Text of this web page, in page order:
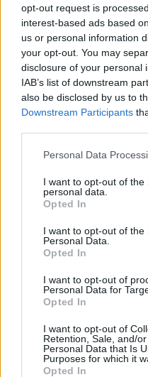
opt-out request is
interest-based ads based
us or personal information
your opt-out. You may
disclosure of your personal
IAB’s list of downstream
also be disclosed by us to
Downstream Participants
Please note that this
not limited to your visit or
grant or deny consent to
use your data for below
consent section.
Personal Data
I want to opt-out of the
personal data.
Opted In
I want to opt-out of the
Personal Data.
Opted In
I want to opt-out of
Personal Data for
Opted In
I want to opt-out of
Retention, Sale, and/
Personal Data that Is
Purposes for which it
Opted In
davon leer stehen.
Lesen Sie auch:Losbrechen,
New York
Telex, unter Verwendung der
Statistischen Zentralamts
Gastübernachtungen zwar im
gestiegen ist, sie aber immer
2019 zurückbleiben.
Touristen zwar dank der
geringer sei als vor Ausbruch
budapest #Geld # Leute
tourismus # ungarn
Your email address will not be
*
*